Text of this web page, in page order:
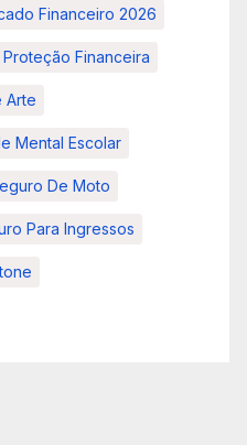
Financeiro 2026
Proteção Financeira
Arte
Mental Escolar
De Moto
Para Ingressos